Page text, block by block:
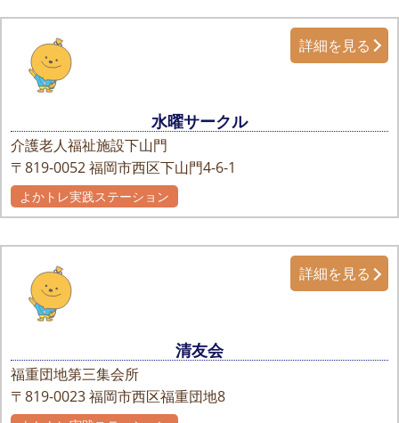
水曜サークル
介護老人福祉施設下山門
〒819-0052福岡市西区下山門4-6-1
詳細を見る
よかトレ実践ステーション
清友会
福重団地第三集会所
〒819-0023福岡市西区福重団地8
詳細を見る